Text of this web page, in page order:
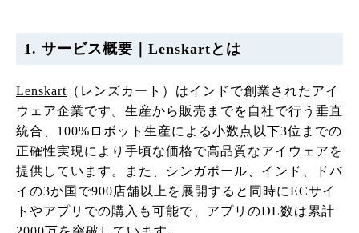
1. サービス概要｜Lenskartとは
Lenskart （レンズカート）はインドで創業されたアイ
ウェア企業です。生産から販売までを自社で行う垂直
統合、100%ロボット生産による小数点以下3位までの
正確性実現により手頃な価格で高品質なアイウェアを
提供しています。また、シンガポール、インド、ドバ
イの3か国で900店舗以上を展開すると同時にECサイ
トやアプリでの購入も可能で、アプリのDL数は累計